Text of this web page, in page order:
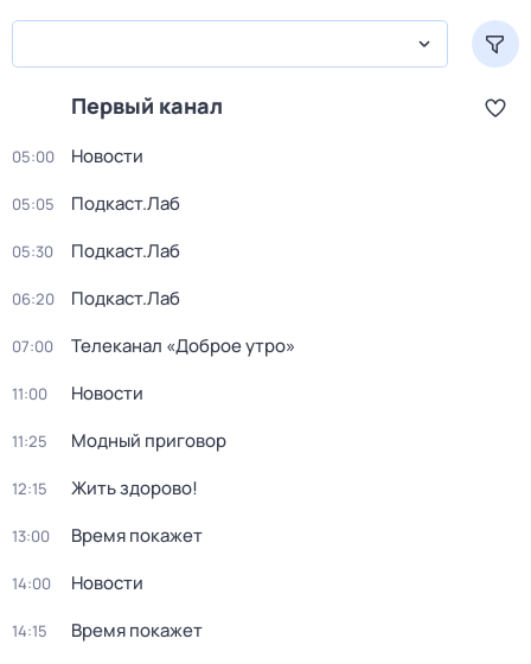
Первый канал
05:00 Новости
05:05 Подкаст.Лаб
05:30 Подкаст.Лаб
06:20 Подкаст.Лаб
07:00 Телеканал «Доброе утро»
11:00 Новости
11:25 Модный приговор
12:15 Жить здорово!
13:00 Время покажет
14:00 Новости
14:15 Время покажет